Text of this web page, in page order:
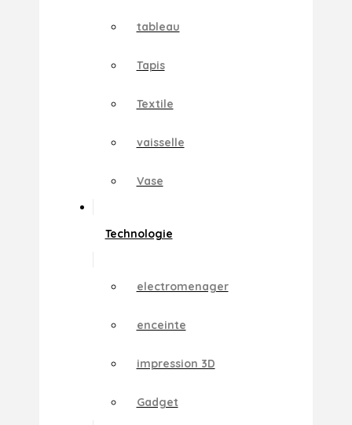
tableau
Tapis
Textile
vaisselle
Vase
Technologie
electromenager
enceinte
impression 3D
Gadget